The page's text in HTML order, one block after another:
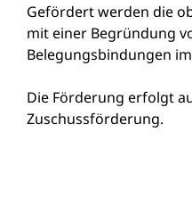
Gefördert werden die
mit einer Begründung
Belegungsbindungen
Die Förderung erfolgt
Zuschussförderung.